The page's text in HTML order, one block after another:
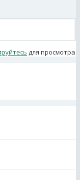
для просмотра